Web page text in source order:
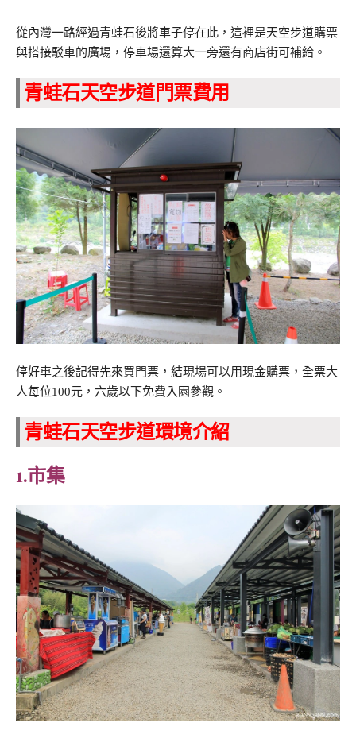
從內灣一路經過青蛙石後將車子停在此，這裡是天空步道購票
與搭接駁車的廣場，停車場還算大一旁還有商店街可補給。
青蛙石天空步道門票費用
停好車之後記得先來買門票，結現場可以用現金購票，全票大
人每位100元，六歲以下免費入園參觀。
青蛙石天空步道環境介紹
1.市集